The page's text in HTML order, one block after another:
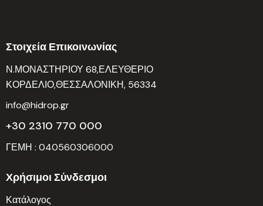
Στοιχεία Επικοινωνίας
Ν.ΜΟΝΑΣΤΗΡΙΟΥ 68,ΕΛΕΥΘΕΡΙΟ
ΚΟΡΔΕΛΙΟ,ΘΕΣΣΑΛΟΝΙΚΗ, 56334
info@hidrop.gr
+30 2310 770 000
ΓΕΜΗ : 040560306000
Χρήσιμοι Σύνδεσμοι
Κατάλογος